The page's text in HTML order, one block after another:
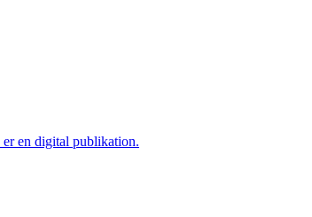
en digital publikation.